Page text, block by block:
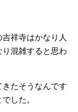
吉祥寺はかなり人
混雑すると思わ
たそうなんです
した。